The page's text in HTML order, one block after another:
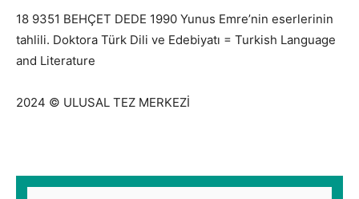
18 9351 BEHÇET DEDE 1990 Yunus Emre’nin eserlerinin
tahlili. Doktora Türk Dili ve Edebiyatı = Turkish Language
and Literature
2024 © ULUSAL TEZ MERKEZİ